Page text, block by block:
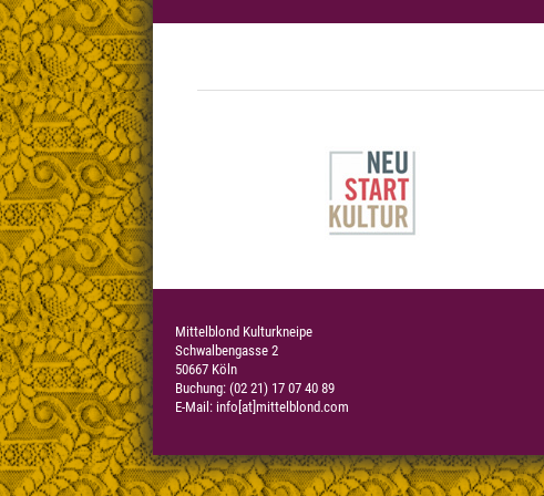
Mittelblond Kulturkneipe
Schwalbengasse 2
50667 Köln
Buchung: (02 21) 17 07 40 89
E-Mail: info[at]mittelblond.com